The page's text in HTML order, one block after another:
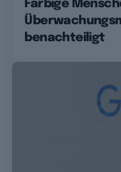
Farbige
benachteiligt